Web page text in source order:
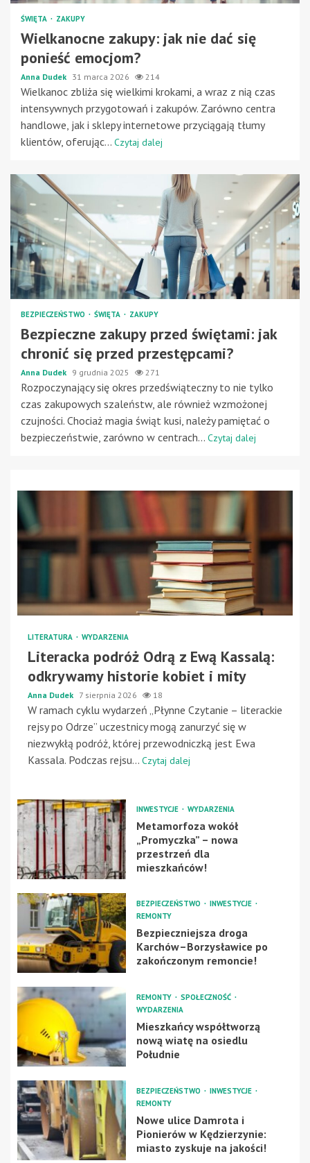
ŚWIĘTA ZAKUPY
Wielkanocne zakupy: jak nie dać się
ponieść emocjom?
Anna Dudek 31 marca 2026 214
Wielkanoc zbliża się wielkimi krokami, a wraz z nią czas
intensywnych przygotowań i zakupów. Zarówno centra
handlowe, jak i sklepy internetowe przyciągają tłumy
klientów, oferując... Czytaj dalej
BEZPIECZEŃSTWO ŚWIĘTA ZAKUPY
Bezpieczne zakupy przed świętami: jak
chronić się przed przestępcami?
Anna Dudek 9 grudnia 2025 271
Rozpoczynający się okres przedświąteczny to nie tylko
czas zakupowych szaleństw, ale również wzmożonej
czujności. Chociaż magia świąt kusi, należy pamiętać o
bezpieczeństwie, zarówno w centrach... Czytaj dalej
LITERATURA WYDARZENIA
Literacka podróż Odrą z Ewą Kassalą:
odkrywamy historie kobiet i mity
Anna Dudek 7 sierpnia 2026 18
W ramach cyklu wydarzeń „Płynne Czytanie – literackie
rejsy po Odrze” uczestnicy mogą zanurzyć się w
niezwykłą podróż, której przewodniczką jest Ewa
Kassala. Podczas rejsu... Czytaj dalej
INWESTYCJE WYDARZENIA
Metamorfoza wokół
„Promyczka” – nowa
przestrzeń dla
mieszkańców!
BEZPIECZEŃSTWO
INWESTYCJE
REMONTY
Bezpieczniejsza droga
Karchów–Borzysławice po
zakończonym remoncie!
REMONTY
SPOŁECZNOŚĆ
WYDARZENIA
Mieszkańcy współtworzą
nową wiatę na osiedlu
Południe
BEZPIECZEŃSTWO
INWESTYCJE
REMONTY
Nowe ulice Damrota i
Pionierów w Kędzierzynie:
miasto zyskuje na jakości!